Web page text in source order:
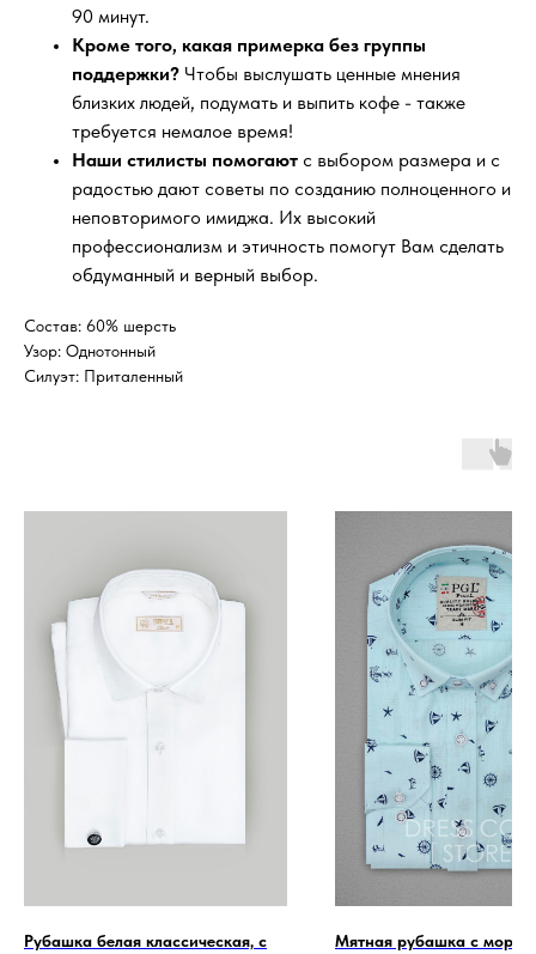
90 минут.
Кроме того, какая примерка без группы
поддержки? Чтобы выслушать ценные мнения
близких людей, подумать и выпить кофе - также
требуется немалое время!
Наши стилисты помогают с выбором размера и с
радостью дают советы по созданию полноценного и
неповторимого имиджа. Их высокий
профессионализм и этичность помогут Вам сделать
обдуманный и верный выбор.
Состав: 60% шерсть
Узор: Однотонный
Силуэт: Приталенный
Рубашка белая классическая, с
Мятная рубашка с